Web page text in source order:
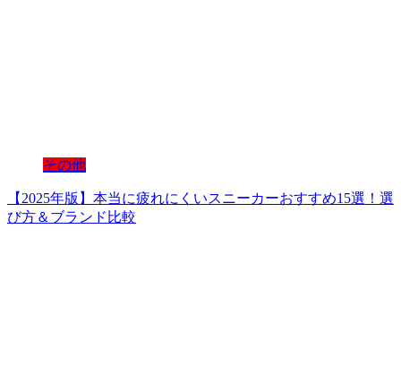
その他
【2025年版】本当に疲れにくいスニーカーおすすめ15選！選
び方＆ブランド比較